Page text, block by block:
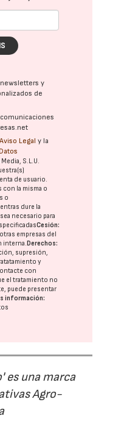
y
de
Aviso Legal y la
S.L.U.
de usuario.
con la misma o
o
dure la
necesario para
Cesión:
empresas del
interna. Derechos:
supresión,
y
con
el tratamiento no
puede presentar
información:
es una marca
Agro-